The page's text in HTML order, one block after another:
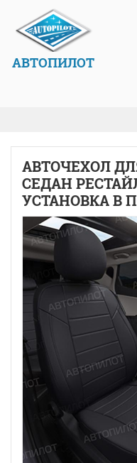
АВТОПИЛОТ
АВТОЧЕХОЛ
СЕДАН
УСТАНОВКА В